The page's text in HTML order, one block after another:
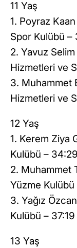
11 Yaş
1. Poyraz
Spor Kulübü –
2. Yavuz
Hizmetleri ve
3. Muhammet
Hizmetleri ve
12 Yaş
1. Kerem Ziya
Kulübü – 34:29
2. Muhammet
Yüzme
3. Yağız
Kulübü – 37:19
13 Yaş